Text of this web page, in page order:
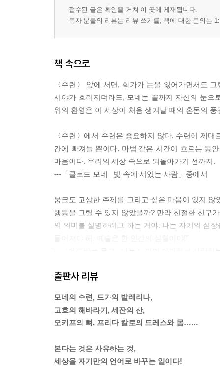
참고 도서 및 자료
접수된 글은 확인을 거쳐 이 곳에 게재됩니다.
독자 분들의 리뷰는 리뷰 쓰기를, 책에 대한 문의는
책 속으로
〈수련〉 앞에 서면, 화가가 눈을 잃어가면서도
시야가 흐려지더라도, 모네는 끝까지 자신의 눈
위의 환영은 이 세상이 처음 생겨날 때의 혼돈의
〈수련〉에서 수련은 중요하지 않다. 수련이 제
간에 빠져들 뿐이다. 마법 같은 시간이 흐르는 동
마음이다. 우리의 세상 속으로 되돌아가기 전까지.
---「클로드 모네_ 빛 속에 서있는 사람」중에서
뭉크도 고상한 주제를 그리고 싶은 마음이 있지
행동을 그릴 수 있지 않았을까? 만약 친절한 친구
의 의미를 설명하려고 하는 거야. 나는 자기의 심
---「에드바르 뭉크_ 나는 느끼며 아파하고 사랑하
뭉크를 심리적으로 괴롭힌 것은 사랑의 고통이
비추어보면, 예술가란 보이지 않는 것들 속에서
---「에드바르 뭉크_ 나는 느끼며 아파하고 사랑하
소한 것들을 어루만지듯이 다정하게 포착하고 눈
은 너무도 많은 영감으로 가득해서 마음을 울컥하
출판사 리뷰
모네의 수련, 드가의 발레리나,
고흐의 해바라기, 세잔의 산,
오키프의 뼈, 프리다 칼로의 드레스와 몸……
본다는 것은 사유하는 것,
세상을 자기만의 언어로 바꾸는 일이다!